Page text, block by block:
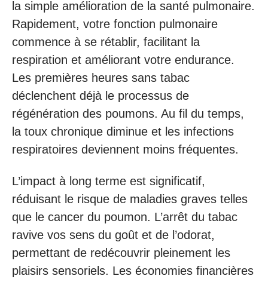
la simple amélioration de la santé pulmonaire.
Rapidement, votre fonction pulmonaire
commence à se rétablir, facilitant la
respiration et améliorant votre endurance.
Les premières heures sans tabac
déclenchent déjà le processus de
régénération des poumons. Au fil du temps,
la toux chronique diminue et les infections
respiratoires deviennent moins fréquentes.
L’impact à long terme est significatif,
réduisant le risque de maladies graves telles
que le cancer du poumon. L’arrêt du tabac
ravive vos sens du goût et de l’odorat,
permettant de redécouvrir pleinement les
plaisirs sensoriels. Les économies financières